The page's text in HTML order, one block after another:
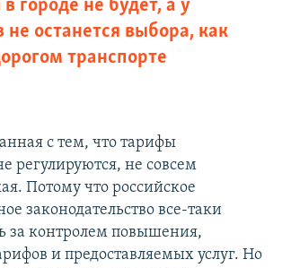
городе не будет, а у
не останется выбора, как
транспорте
с тем, что тарифы
регулируются, не совсем
Потому что российское
законодательство все-таки
за контролем повышения,
и предоставляемых услуг. Но